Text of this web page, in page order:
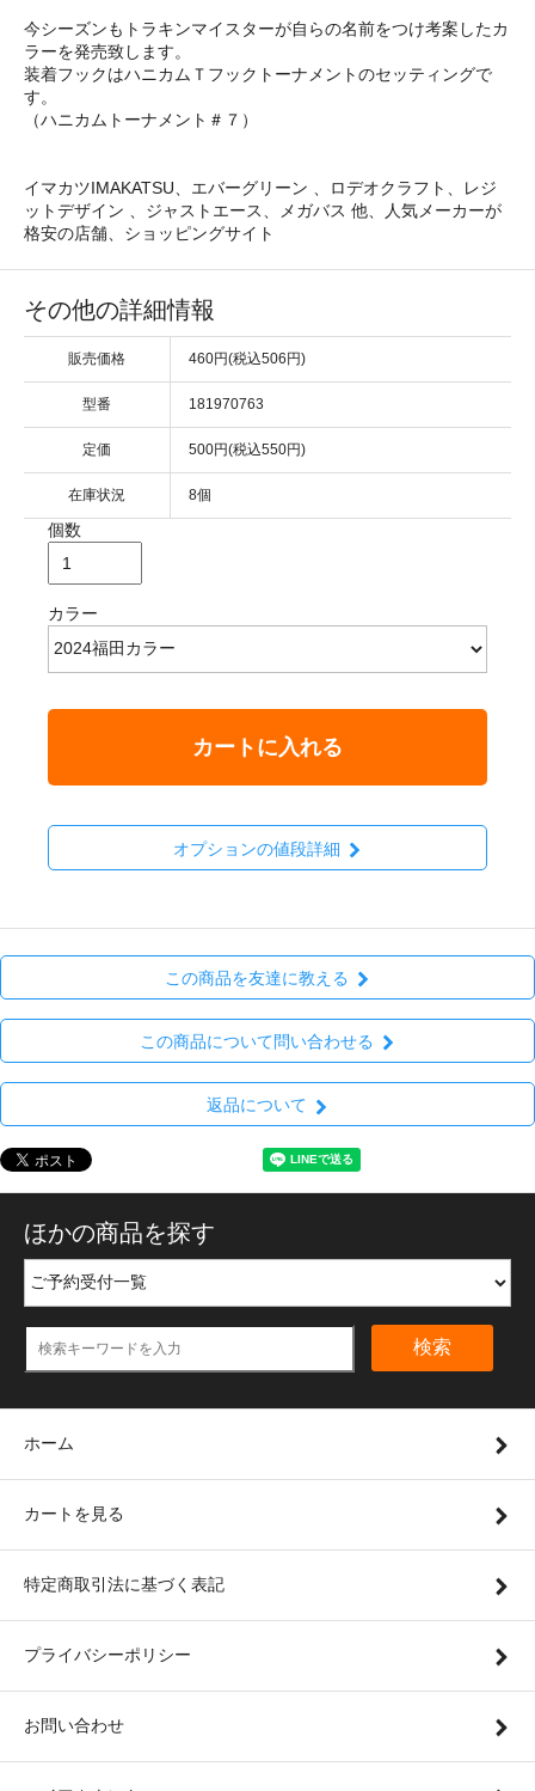
今シーズンもトラキンマイスターが自らの名前をつけ考案したカ
ラーを発売致します。
装着フックはハニカムＴフックトーナメントのセッティングで
す。
（ハニカムトーナメント＃７）
イマカツIMAKATSU、エバーグリーン 、ロデオクラフト、レジ
ットデザイン 、ジャストエース、メガバス 他、人気メーカーが
格安の店舗、ショッピングサイト
その他の詳細情報
販売価格 460円(税込506円)
型番 181970763
定価 500円(税込550円)
在庫状況 8個
個数
カラー
カートに入れる
オプションの値段詳細
この商品を友達に教える
この商品について問い合わせる
返品について
ほかの商品を探す
検索
ホーム
カートを見る
特定商取引法に基づく表記
プライバシーポリシー
お問い合わせ